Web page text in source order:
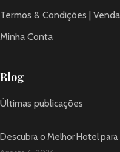
Termos & Condições |
Minha Conta
Blog
Últimas publicações
Descubra o Melhor Hotel